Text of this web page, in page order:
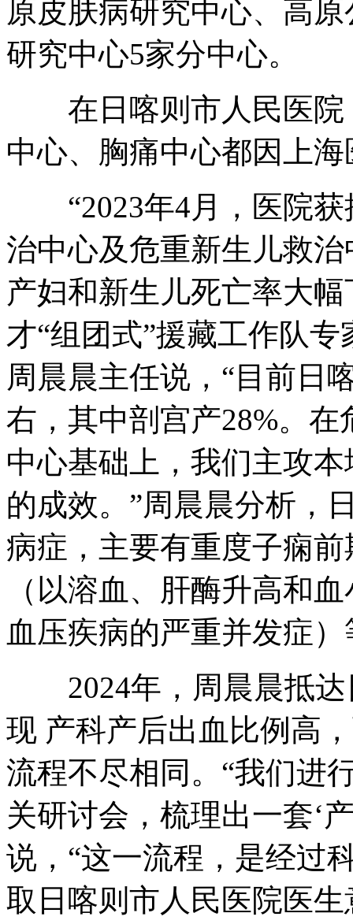
原皮肤病研究中心、高
研究中心5家分中心。
在日喀则市人民医院
中心、胸痛中心都因上
“2023年4月，医院获
治中心及危重新生儿救
产妇和新生儿死亡率大
才“组团式”援藏工作队
周晨晨主任说，“目前日
右，其中剖宫产28%。
中心基础上，我们主攻
的成效。”周晨晨分析，
病症，主要有重度子痫
（以溶血、肝酶升高和
血压疾病的严重并发症）
2024年，周晨晨抵达
现 产科产后出血比例高
流程不尽相同。“我们进
关研讨会，梳理出一套‘
说，“这一流程，是经过
取日喀则市人民医院医